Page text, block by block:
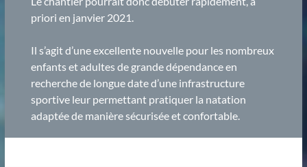
priori en janvier 2021.
Il s’agit d’une excellente nouvelle pour les nombreux
enfants et adultes de grande dépendance en
recherche de longue date d’une infrastructure
sportive leur permettant pratiquer la natation
adaptée de manière sécurisée et confortable.